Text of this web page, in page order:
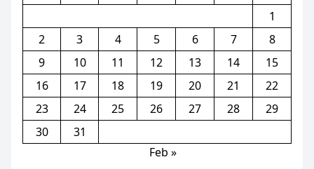
1
2
3 4 5 6 7
8
9
10 11 12 13 14
15
16
17 18 19 20 21
22
23
24 25 26 27 28
29
30
31
Feb »